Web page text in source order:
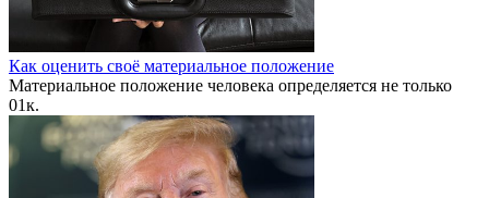
Как оценить своё материальное положение
Материальное положение человека определяется не только
01к.